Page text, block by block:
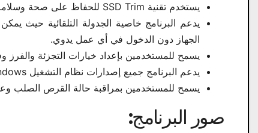
يستخدم تقنية SSD Trim للحفاظ على صحة وسلامة قرص SSD، كما يساعد أيضًا في تقليل عمر القرص الإجمالي.
يدعم البرنامج خاصية الجدولة التلقائية حيث
الجهاز دون الدخول في أي عمل يدوي.
يسمح للمستخدمين بإعداد خيارات التجزئة والفرز
يدعم البرنامج جميع إصدارات نظام التشغيل Windows مما يجعله بديلاً جيدًا للبرامج الأخرى المتاحة.
يسمح للمستخدمين بمراقبة حالة القرص الصلب
صور البرنامج: